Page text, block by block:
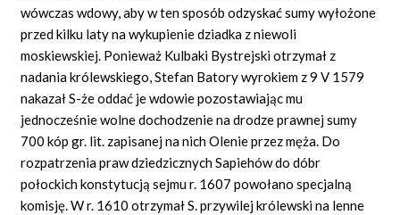
wówczas wdowy, aby w ten sposób odzyskać sumy wyłożone
przed kilku laty na wykupienie dziadka z niewoli
moskiewskiej. Ponieważ Kulbaki Bystrejski otrzymał z
nadania królewskiego, Stefan Batory wyrokiem z 9 V 1579
nakazał S-że oddać je wdowie pozostawiając mu
jednocześnie wolne dochodzenie na drodze prawnej sumy
700 kóp gr. lit. zapisanej na nich Olenie przez męża. Do
rozpatrzenia praw dziedzicznych Sapiehów do dóbr
połockich konstytucją sejmu r. 1607 powołano specjalną
komisję. W r. 1610 otrzymał S. przywilej królewski na lenne